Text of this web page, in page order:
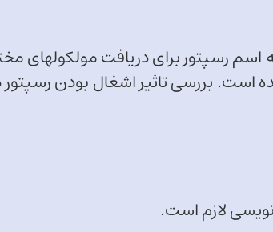
رسپتور برای دریافت مولکولهای
بررسی تاثیر اشغال بودن رسپتور